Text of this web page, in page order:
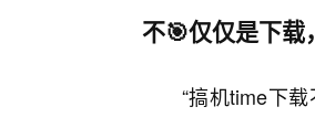
不🎯仅仅是下
“搞机time下